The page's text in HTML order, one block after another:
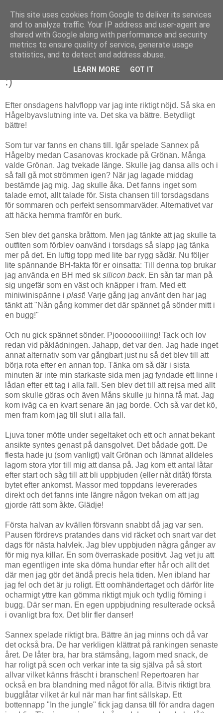
Livsdans
fredag 13 augusti 2010
Säsongsavslutning med Sannex istället
:)
Efter onsdagens halvflopp var jag inte riktigt nöjd. Så ska en
Hågelbyavslutning inte va. Det ska va bättre. Betydligt
bättre!
Som tur var fanns en chans till. Igår spelade Sannex på
Hågelby medan Casanovas krockade på Grönan. Många
valde Grönan. Jag tvekade länge. Skulle jag dansa alls och i
så fall gå mot strömmen igen? När jag lagade middag
bestämde jag mig. Jag skulle åka. Det fanns inget som
talade emot, allt talade för. Sista chansen till torsdagsdans
för sommaren och perfekt sensommarväder. Alternativet var
att häcka hemma framför en burk.
Sen blev det ganska bråttom. Men jag tänkte att jag skulle ta
outfiten som förblev oanvänd i torsdags så slapp jag tänka
mer på det. En luftig topp med lite bar rygg sådär. Nu följer
lite spännande BH-fakta för er oinsatta: Till denna top brukar
jag använda en BH med sk silicon back. En sån tar man på
sig ungefär som en väst och knäpper i fram. Med ett
miniwinispänne i plast! Varje gång jag använt den har jag
tänkt att "Nån gång kommer det där spännet gå sönder mitt i
en bugg!"
Och nu gick spännet sönder. Pjooooooiiiing! Tack och lov
redan vid påklädningen. Jahapp, det var den. Jag hade inget
annat alternativ som var gångbart just nu så det blev till att
börja rota efter en annan top. Tänka om så där i sista
minuten är inte min starkaste sida men jag fyndade ett linne i
lådan efter ett tag i alla fall. Sen blev det till att rejsa med allt
som skulle göras och även Måns skulle ju hinna få mat. Jag
kom iväg ca en kvart senare än jag borde. Och så var det kö,
men fram kom jag till slut i alla fall.
Ljuva toner mötte under segeltaket och ett och annat bekant
ansikte syntes genast på dansgolvet. Det bådade gott. De
flesta hade ju (som vanligt) valt Grönan och lämnat alldeles
lagom stora ytor till mig att dansa på. Jag kom ett antal låtar
efter start och såg till att bli uppbjuden (eller nåt ditåt) första
bytet efter ankomst. Massor med toppdans levererades
direkt och det fanns inte längre någon tvekan om att jag
gjorde rätt som åkte. Glädje!
Första halvan av kvällen försvann snabbt då jag var sen.
Pausen fördrevs pratandes dans vid räcket och snart var det
dags för nästa halvlek. Jag blev uppbjuden några gånger av
för mig nya killar. En som överraskade positivt. Jag vet ju att
man egentligen inte ska döma hundar efter hår och allt det
där men jag gör det ändå precis hela tiden. Men ibland har
jag fel och det är ju roligt. Ett oomhändertaget och därför lite
ocharmigt yttre kan gömma riktigt mjuk och tydlig förning i
bugg. Där ser man. En egen uppbjudning resulterade också
i ovanligt bra fox. Det blir fler danser!
Sannex spelade riktigt bra. Bättre än jag minns och då var
det också bra. De har verkligen klättrat på rankingen senaste
året. De låter bra, har bra stämsång, lagom med snack, de
har roligt på scen och verkar inte ta sig själva på så stort
allvar vilket känns fräscht i branschen! Repertoaren har
också en bra blandning med något för alla. Bitvis riktigt bra
bugglåtar vilket är kul när man har fint sällskap. Ett
bottennapp "In the jungle" fick jag dansa till för andra dagen
This site uses cookies from Google to deliver its services
and to analyze traffic. Your IP address and user-agent are
shared with Google along with performance and security
metrics to ensure quality of service, generate usage
statistics, and to detect and address abuse.
LEARN MORE GOT IT